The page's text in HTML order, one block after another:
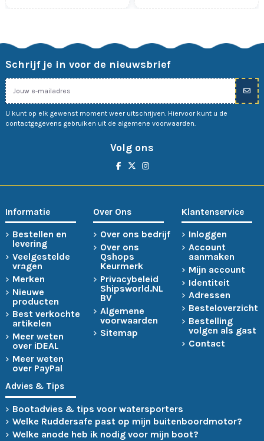
Schrijf je in voor de nieuwsbrief
U kunt op elk gewenst moment weer uitschrijven. Hiervoor kunt u de
contactgegevens gebruiken uit de algemene voorwaarden.
Volg ons
Informatie
Bestellen en
levering
Veelgestelde
vragen
Merken
Nieuwe
producten
Best verkochte
artikelen
Meer weten
over iDEAL
Meer weten
over PayPal
Over Ons
Over ons bedrijf
Over ons
Qshops
Keurmerk
Privacybeleid
Shipsworld.NL
BV
Algemene
voorwaarden
Sitemap
Klantenservice
Inloggen
Account
aanmaken
Mijn account
Identiteit
Adressen
Besteloverzicht
Bestelling
volgen als gast
Contact
Advies & Tips
Bootadvies & tips voor watersporters
Welke Ruddersafe past op mijn buitenboordmotor?
Welke anode heb ik nodig voor mijn boot?